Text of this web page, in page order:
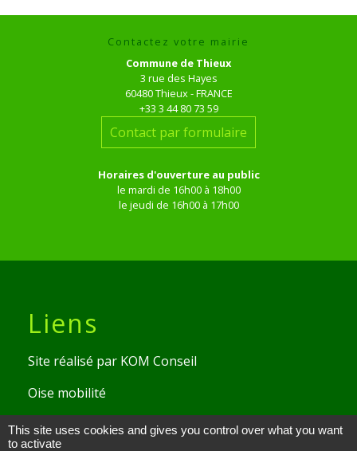
Contactez votre mairie
Commune de Thieux
3 rue des Hayes
60480 Thieux - FRANCE
+33 3 44 80 73 59
Contact par formulaire
Horaires d'ouverture au public
le mardi de 16h00 à 18h00
le jeudi de 16h00 à 17h00
Liens
Site réalisé par KOM Conseil
Oise mobilité
Service Public
This site uses cookies and gives you control over what you want
to activate